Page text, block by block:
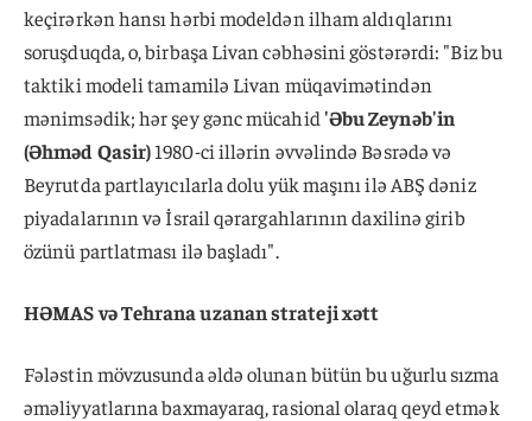
keçirərkən hansı hərbi modeldən ilham aldıqlarını
soruşduqda, o, birbaşa Livan cəbhəsini göstərərdi: "Biz bu
taktiki modeli tamamilə Livan müqavimətindən
mənimsədik; hər şey gənc mücahid'Əbu Zeynəb'in
(Əhməd Qasir)1980-ci illərin əvvəlində Bəsrədə və
Beyrutda partlayıcılarla dolu yük maşını ilə ABŞ dəniz
piyadalarının və İsrail qərargahlarının daxilinə girib
özünü partlatması ilə başladı".
HƏMAS və Tehrana uzanan strateji xətt
Fələstin mövzusunda əldə olunan bütün bu uğurlu sızma
əməliyyatlarına baxmayaraq, rasional olaraq qeyd etmək